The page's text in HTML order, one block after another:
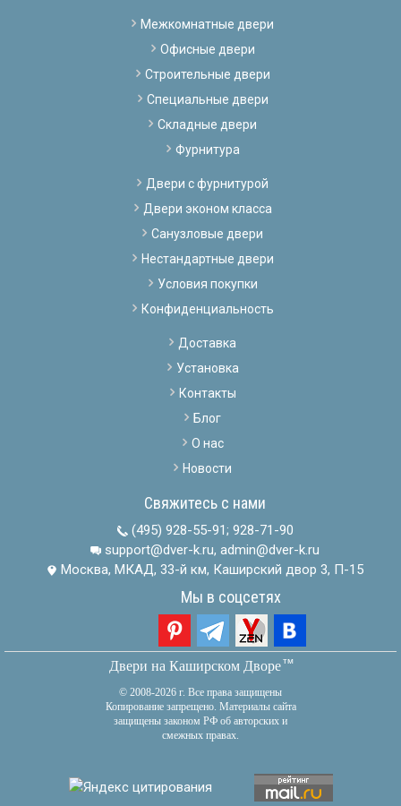
Межкомнатные двери
Офисные двери
Строительные двери
Специальные двери
Складные двери
Фурнитура
Двери с фурнитурой
Двери эконом класса
Санузловые двери
Нестандартные двери
Условия покупки
Конфиденциальность
Доставка
Установка
Контакты
Блог
О нас
Новости
Свяжитесь с нами
(495) 928-55-91; 928-71-90
support@dver-k.ru, admin@dver-k.ru
Москва, МКАД, 33-й км, Каширский двор 3, П-15
Мы в соцсетях
Двери на Каширском Дворетм
© 2008-2026 г. Все права защищены
Копирование запрещено. Материалы сайта
защищены законом РФ об авторских и
смежных правах.